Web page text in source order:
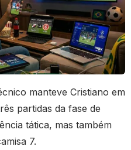
manteve Cristiano em
partidas da fase de
tática, mas também
7.